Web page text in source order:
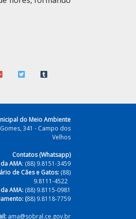
do Meio Ambiente
341 - Campo dos
Velhos
Contatos (Whatsapp)
AMA: (88) 9.8151-3459
de Cães e Gatos: (88)
9.8111-4522
AMA: (88) 9.8115-0981
(88) 9.8118-7759
ama@sobral.ce.gov.br